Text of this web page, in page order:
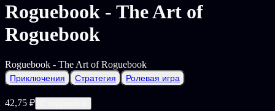
Roguebook - The Art of
Roguebook
Roguebook - The Art of Roguebook
Приключения Стратегия Ролевая игра
42,75 ₽